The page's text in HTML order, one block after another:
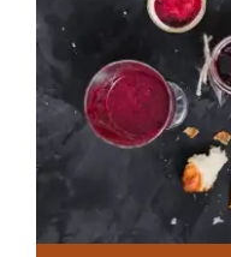
Gutscheine
Kontakt
Mein Account